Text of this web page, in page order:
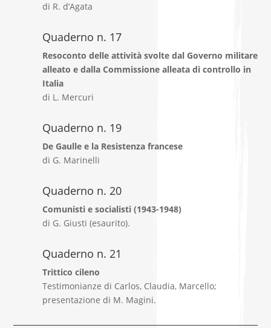
di R. d’Agata
Quaderno n. 17
Resoconto delle attività svolte dal Governo militare
alleato e dalla Commissione alleata di controllo in
Italia
di L. Mercuri
Quaderno n. 19
De Gaulle e la Resistenza francese
di G. Marinelli
Quaderno n. 20
Comunisti e socialisti (1943-1948)
di G. Giusti (esaurito).
Quaderno n. 21
Trittico cileno
Testimonianze di Carlos, Claudia, Marcello;
presentazione di M. Magini.